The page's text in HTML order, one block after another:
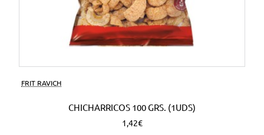
FRIT RAVICH
CHICHARRICOS 100 GRS. (1UDS)
1,42€